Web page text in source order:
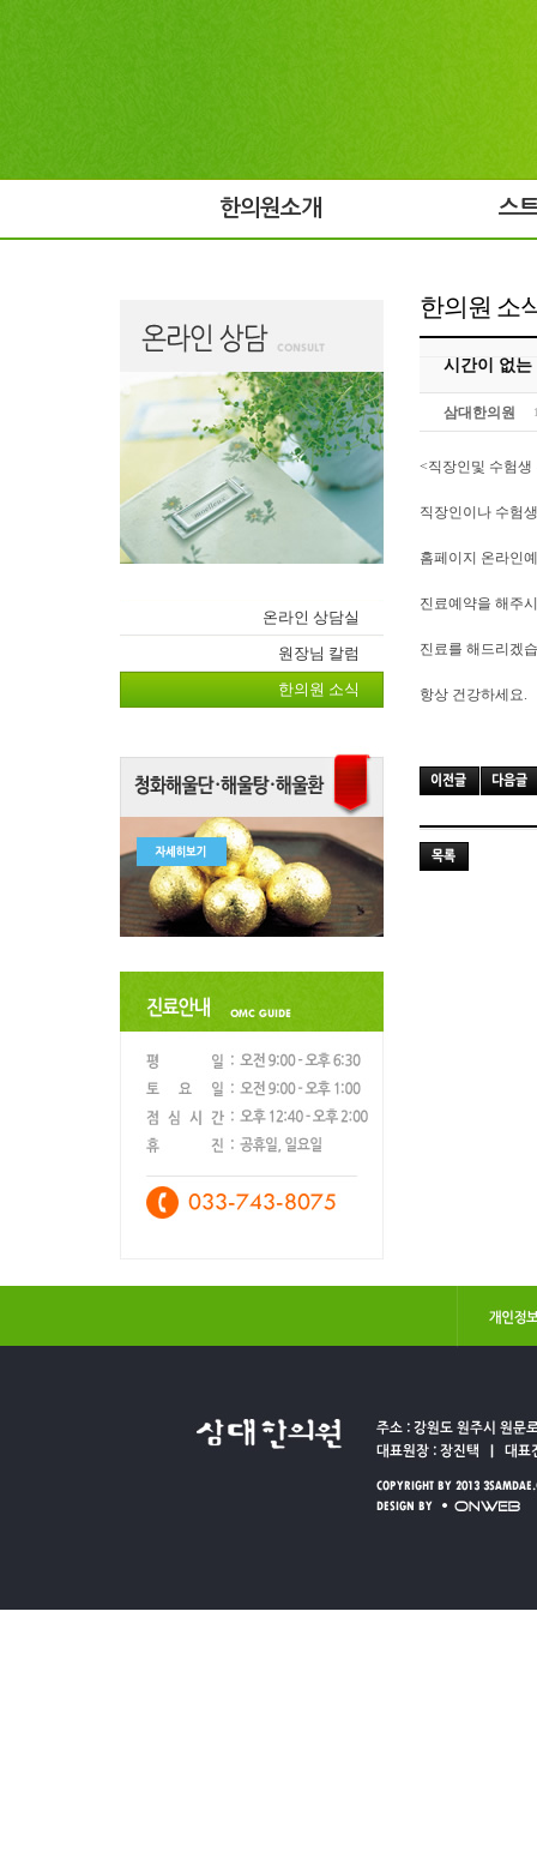
한의원소개 스
온라인 상담실
원장님 칼럼
한의원 소식
한의원 소
시간이 없는
삼대한의원
<직장인및 수험생
직장인이나 수험
홈페이지 온라인
진료예약을 해주
진료를 해드리겠
항상 건강하세요.